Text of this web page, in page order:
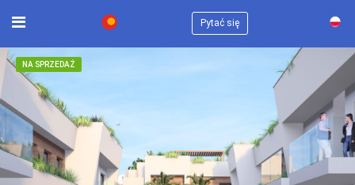
Pytać się
NA SPRZEDAŻ